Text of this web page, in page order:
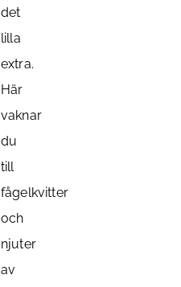
det
lilla
extra.
Här
vaknar
du
till
fågelkvitter
och
njuter
av